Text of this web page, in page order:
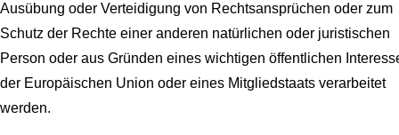
Ausübung oder Verteidigung von Rechtsansprüchen oder zum
Schutz der Rechte einer anderen natürlichen oder juristischen
Person oder aus Gründen eines wichtigen öffentlichen
der Europäischen Union oder eines Mitgliedstaats verarbeitet
werden.